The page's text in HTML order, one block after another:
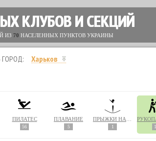
КЛУБОВ И СЕКЦИЙ
ИЗ 70 НАСЕЛЕННЫХ ПУНКТОВ УКРАИНЫ
Харьков
ПИЛАТЕС
56
ПЛАВАНИЕ
5 1